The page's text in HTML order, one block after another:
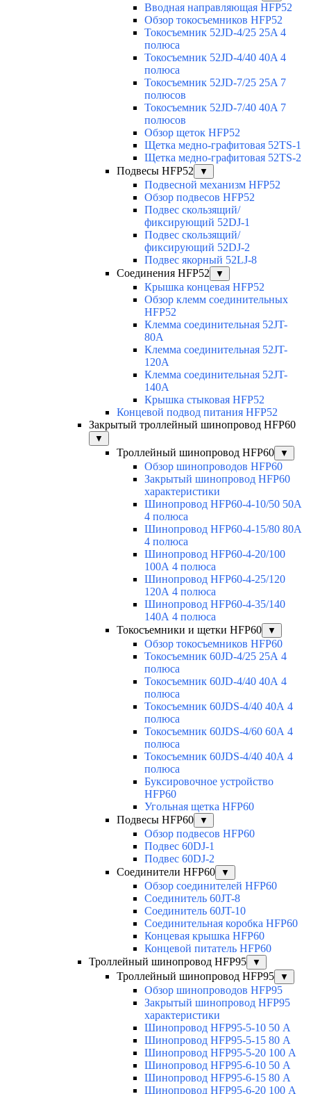
Вводная направляющая HFP52
Обзор токосъемников HFP52
Токосъемник 52JD-4/25 25A 4
полюса
Токосъемник 52JD-4/40 40A 4
полюса
Токосъемник 52JD-7/25 25A 7
полюсов
Токосъемник 52JD-7/40 40A 7
полюсов
Обзор щеток HFP52
Щетка медно-графитовая 52TS-1
Щетка медно-графитовая 52TS-2
Подвесы HFP52
▼
Подвесной механизм HFP52
Обзор подвесов HFP52
Подвес скользящий/
фиксирующий 52DJ-1
Подвес скользящий/
фиксирующий 52DJ-2
Подвес якорный 52LJ-8
Соединения HFP52
▼
Крышка концевая HFP52
Обзор клемм соединительных
HFP52
Клемма соединительная 52JT-
80A
Клемма соединительная 52JT-
120A
Клемма соединительная 52JT-
140A
Крышка стыковая HFP52
Концевой подвод питания HFP52
Закрытый троллейный шинопровод HFP60
▼
Троллейный шинопровод HFP60 ▼
Обзор шинопроводов HFP60
Закрытый шинопровод HFP60
характеристики
Шинопровод HFP60-4-10/50 50А
4 полюса
Шинопровод HFP60-4-15/80 80А
4 полюса
Шинопровод HFP60-4-20/100
100А 4 полюса
Шинопровод HFP60-4-25/120
120А 4 полюса
Шинопровод HFP60-4-35/140
140А 4 полюса
Токосъемники и щетки HFP60
▼
Обзор токосъемников HFP60
Токосъемник 60JD-4/25 25А 4
полюса
Токосъемник 60JD-4/40 40А 4
полюса
Токосъемник 60JDS-4/40 40А 4
полюса
Токосъемник 60JDS-4/60 60А 4
полюса
Токосъемник 60JDS-4/40 40А 4
полюса
Буксировочное устройство
HFP60
Угольная щетка HFP60
Подвесы HFP60
▼
Обзор подвесов HFP60
Подвес 60DJ-1
Подвес 60DJ-2
Соединители HFP60
▼
Обзор соединителей HFP60
Соединитель 60JT-8
Соединитель 60JT-10
Соединительная коробка HFP60
Концевая крышка HFP60
Концевой питатель HFP60
Троллейный шинопровод HFP95
▼
Троллейный шинопровод HFP95 ▼
Обзор шинопроводов HFP95
Закрытый шинопровод HFP95
характеристики
Шинопровод HFP95-5-10 50 А
Шинопровод HFP95-5-15 80 А
Шинопровод HFP95-5-20 100 А
Шинопровод HFP95-6-10 50 А
Шинопровод HFP95-6-15 80 А
Шинопровод HFP95-6-20 100 А